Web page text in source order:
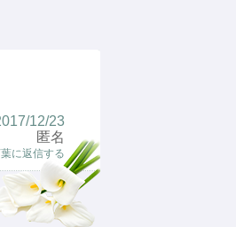
12/23
匿名
に返信する